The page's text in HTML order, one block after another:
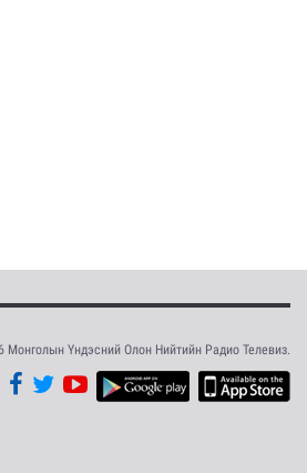
Монголын Үндэсний Олон Нийтийн Радио Телевиз.